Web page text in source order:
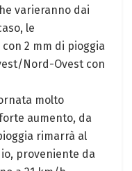
varieranno dai
le
2 mm di pioggia
Nord-Ovest con
molto
aumento, da
rimarrà al
proveniente da